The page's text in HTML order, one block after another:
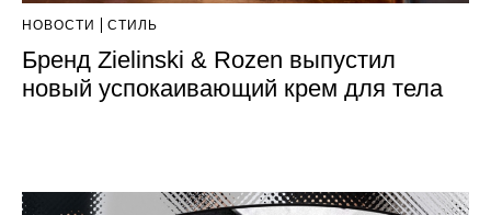
НОВОСТИ СТИЛЬ
Бренд Zielinski & Rozen выпустил
новый успокаивающий крем для тела